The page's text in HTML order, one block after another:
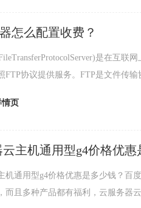
怎么配置收费？
是在互联
FTP协议提供服务。FTP是文件传
情页
主机通用型g4价格优惠
机通用型g4价格优惠是多少钱？百
而且多种产品都有福利，云服务器